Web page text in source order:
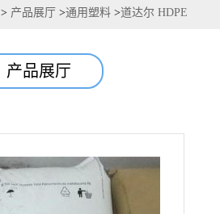
> 产品展厅 >通用塑料 >道达尔 HDPE
产品展厅